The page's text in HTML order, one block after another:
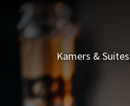
Kamers & Suites